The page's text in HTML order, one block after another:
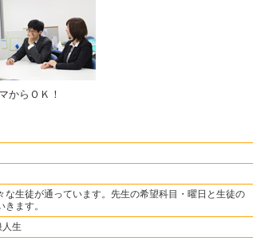
からＯＫ！
生徒が通っています。先生の希望科目・曜日と生徒の
ます。
人生